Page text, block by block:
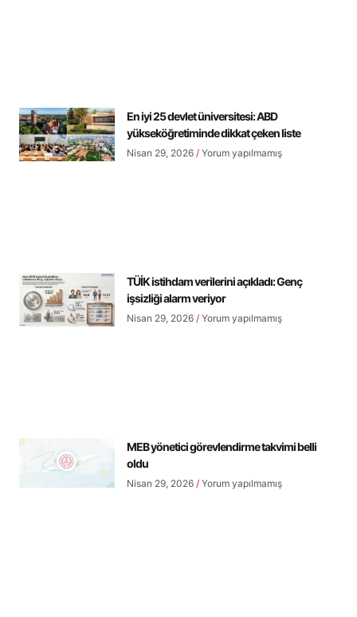
En iyi 25 devlet üniversitesi: ABD
yükseköğretiminde dikkat çeken liste
Nisan 29, 2026 Yorum yapılmamış
TÜİK istihdam verilerini açıkladı: Genç
işsizliği alarm veriyor
Nisan 29, 2026 Yorum yapılmamış
MEB yönetici görevlendirme takvimi belli
oldu
Nisan 29, 2026 Yorum yapılmamış